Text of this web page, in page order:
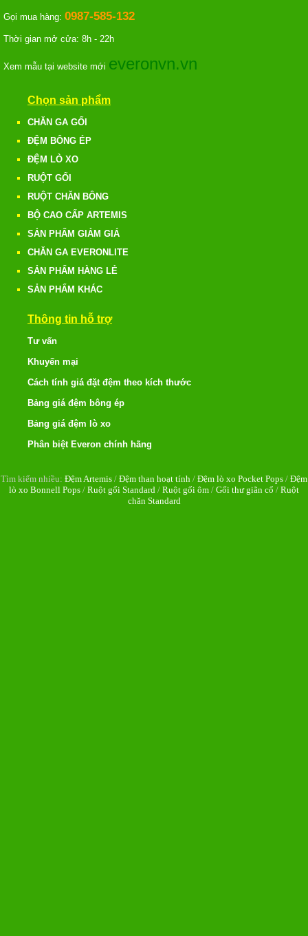
Gọi mua hàng: 0987-585-132
Thời gian mở cửa: 8h - 22h
Xem mẫu tại website mới everonvn.vn
Chọn sản phẩm
CHĂN GA GỐI
ĐỆM BÔNG ÉP
ĐỆM LÒ XO
RUỘT GỐI
RUỘT CHĂN BÔNG
BỘ CAO CẤP ARTEMIS
SẢN PHẨM GIẢM GIÁ
CHĂN GA EVERONLITE
SẢN PHẨM HÀNG LẺ
SẢN PHẨM KHÁC
Thông tin hỗ trợ
Tư vấn
Khuyến mại
Cách tính giá đặt đệm theo kích thước
Bảng giá đệm bông ép
Bảng giá đệm lò xo
Phân biệt Everon chính hãng
Tìm kiếm nhiều: Đệm Artemis / Đệm than hoạt tính / Đệm lò xo Pocket Pops / Đệm
lò xo Bonnell Pops / Ruột gối Standard / Ruột gối ôm / Gối thư giãn cổ / Ruột
chăn Standard